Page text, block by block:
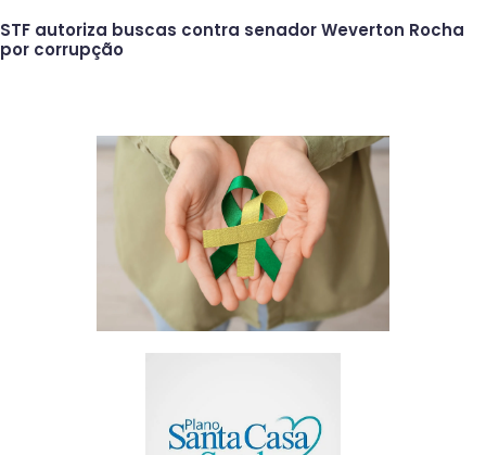
STF autoriza buscas contra senador Weverton Rocha
por corrupção